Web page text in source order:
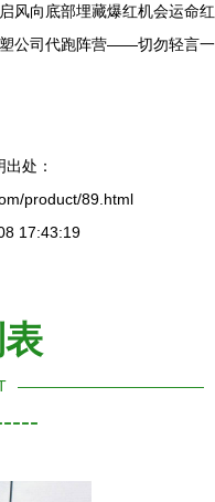
风向底部埋藏爆红机会运命红
公司代跑阵营——切勿轻言一
处：
product/89.html
17:43:19